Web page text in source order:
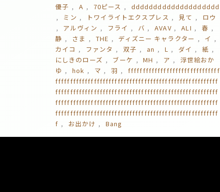
優子
A 70ピース
dddddddddddddddddddd
ミン
トワイライトエクスプレス 見て
ロウ
アルヴィン
フライ バ AVAV ALI
春
静
さま THE ディズニー キャラクター
イ
カイコ
ファンタ 双子 an L ダイ
紙
にしきのローズ
ブーケ MH ア
浮世絵おか
ゆ
hok マ 羽
fffffffffffffffffffffffffffffff
fffffffffffffffffffffffffffffffffffffffffffffffffffffff
fffffffffffffffffffffffffffffffffffffffffffffffffffffff
fffffffffffffffffffffffffffffffffffffffffffffffffffffff
fffffffffffffffffffffffffffffffffffffffffffffffffffffff
f
お出かけ Bang